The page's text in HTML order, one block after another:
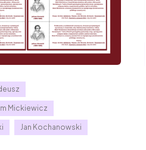
Mickiewicz
Jan Kochanowski